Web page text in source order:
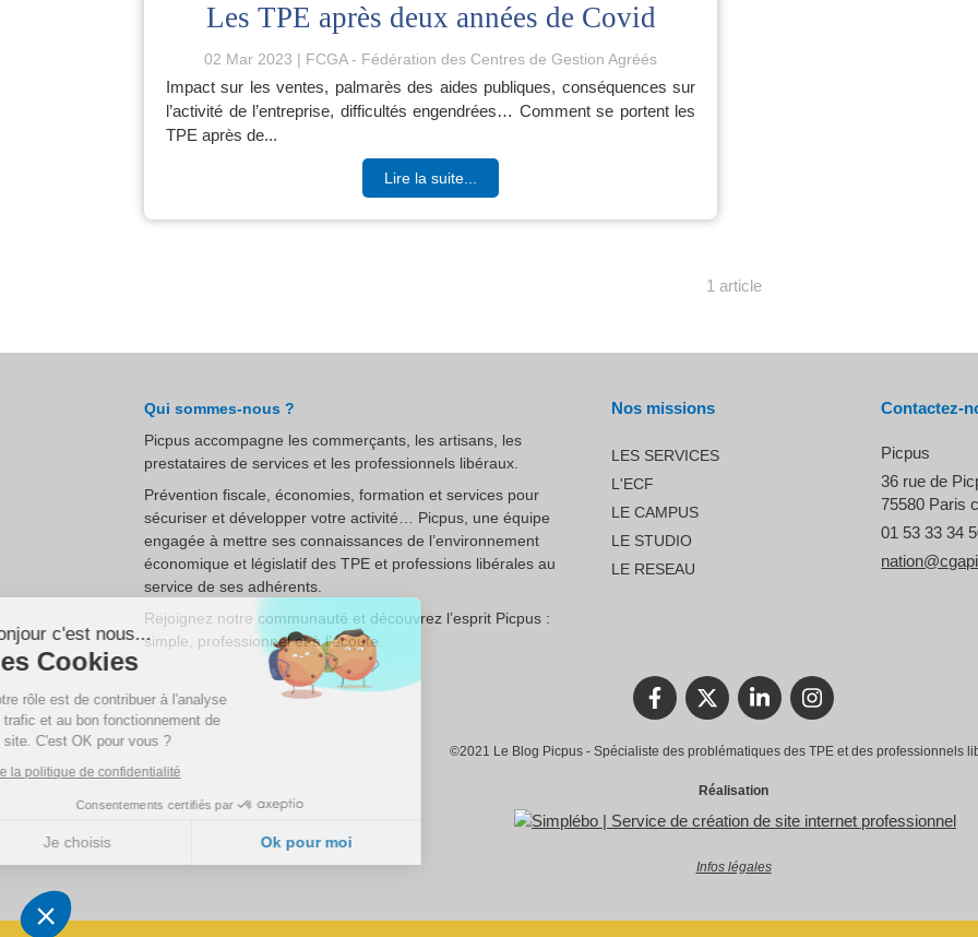
Les TPE après deux années de Covid
02 Mar 2023 FCGA - Fédération des Centres de Gestion Agréés
Impact sur les ventes, palmarès des aides publiques, conséquences sur
l’activité de l’entreprise, difficultés engendrées… Comment se portent les
TPE après de...
Lire la suite...
1 article
Qui sommes-nous ?
Picpus accompagne les commerçants, les artisans, les
prestataires de services et les professionnels libéraux.
Prévention fiscale, économies, formation et services pour
sécuriser et développer votre activité… Picpus, une équipe
engagée à mettre ses connaissances de l’environnement
économique et législatif des TPE et professions libérales au
service de ses adhérents.
Rejoignez notre communauté et découvrez l’esprit Picpus :
simple, professionnel et à l’écoute.
Nos missions
LES SERVICES
L'ECF
LE CAMPUS
LE STUDIO
LE RESEAU
Contactez-
Picpus
36 rue de
75580 Paris
01 53 33 34
©2021 Le Blog Picpus - Spécialiste des problématiques des TPE et des professionnels
Réalisation
Infos légales
Continuer sans accepter
Bonjour c'est nous...
Les Cookies
Notre rôle est de contribuer à l'analyse
du trafic et au bon fonctionnement de
ce site. C'est OK pour vous ?
Lire la politique de confidentialité
Consentements certifiés par
Je choisis Ok pour moi
Notre plateforme vous permet d'adapter et de gérer vos paramètres de confidentialité, en garantissant la conformité avec les réglementations. Personnalisez vos préférences pour contrôler